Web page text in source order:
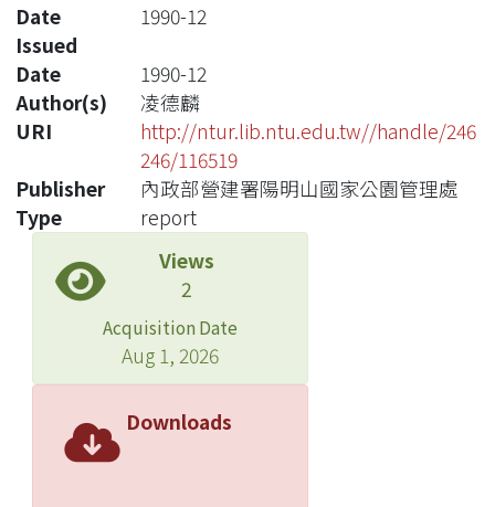
Date
Issued
1990-12
Date
1990-12
Author(s)
凌德麟
URI
http://ntur.lib.ntu.edu.tw//handle/246
246/116519
Publisher
內政部營建署陽明山國家公園管理處
Type
report
Views
2
Acquisition Date
Aug 1, 2026
Downloads